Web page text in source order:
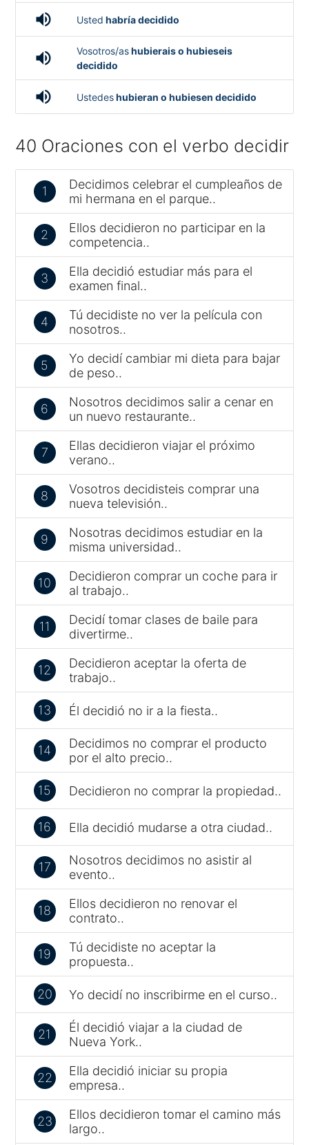
volume_up Usted habría decidido
volume_up Vosotros/ashubierais o hubieseis
decidido
volume_up Ustedeshubieran o hubiesen decidido
40 Oraciones con el verbo decidir
1
Decidimos celebrar el cumpleaños de
mi hermana en el parque..
2
Ellos decidieron no participar en la
competencia..
3
Ella decidió estudiar más para el
examen final..
4
Tú decidiste no ver la película con
nosotros..
5
Yo decidí cambiar mi dieta para bajar
de peso..
6
Nosotros decidimos salir a cenar en
un nuevo restaurante..
7
Ellas decidieron viajar el próximo
verano..
8
Vosotros decidisteis comprar una
nueva televisión..
9
Nosotras decidimos estudiar en la
misma universidad..
10
Decidieron comprar un coche para ir
al trabajo..
11
Decidí tomar clases de baile para
divertirme..
12
Decidieron aceptar la oferta de
trabajo..
13 Él decidió no ir a la fiesta..
14
Decidimos no comprar el producto
por el alto precio..
15 Decidieron no comprar la propiedad..
16 Ella decidió mudarse a otra ciudad..
17
Nosotros decidimos no asistir al
evento..
18
Ellos decidieron no renovar el
contrato..
19
Tú decidiste no aceptar la
propuesta..
20 Yo decidí no inscribirme en el curso..
21
Él decidió viajar a la ciudad de
Nueva York..
22
Ella decidió iniciar su propia
empresa..
23
Ellos decidieron tomar el camino más
largo..